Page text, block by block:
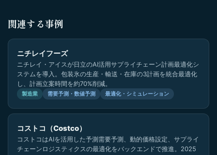
関連する事例
ニチレイフーズ
ニチレイ・アイスが日立のAI活用サプライチェーン計画最適化シ
ステムを導入。包装氷の生産・輸送・在庫の3計画を統合最適化
し、計画立案時間を約70%削減。
製造業 需要予測・数値予測 最適化・シミュレーション
コストコ（Costco）
コストコはAIを活用した予測需要予測、動的価格設定、サプライ
チェーンロジスティクスの最適化をバックエンドで推進。2025